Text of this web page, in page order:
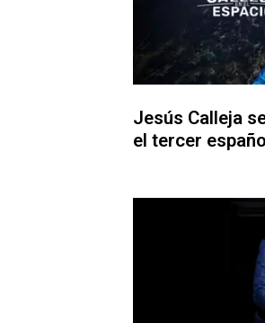
Jesús Calleja
el tercer